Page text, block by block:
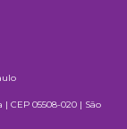
CEP 05508-020 | São